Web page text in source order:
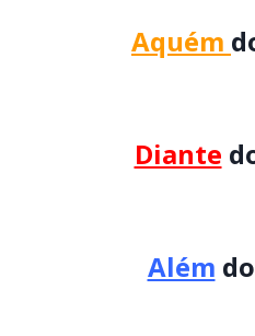
Aquém
Diante
Além